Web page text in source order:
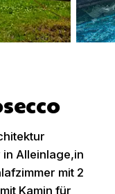
Alleinlage,in
mit 2
Kamin für